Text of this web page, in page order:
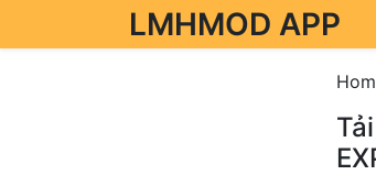
LMHMOD APP